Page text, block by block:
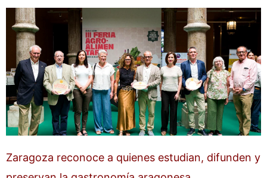
Zaragoza reconoce a quienes estudian, difunden y